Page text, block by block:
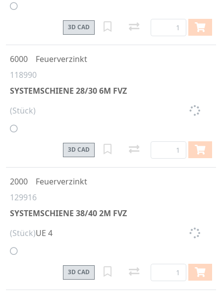
3D CAD
118990
SYSTEMSCHIENE 28/30 6M FVZ
6000 Feuerverzinkt
(Stück)
3D CAD
129916
SYSTEMSCHIENE 38/40 2M FVZ
2000 Feuerverzinkt
(Stück)UE 4
3D CAD